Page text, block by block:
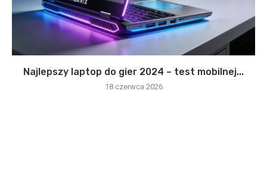
Najlepszy laptop do gier 2024 – test mobilnej...
18 czerwca 2026